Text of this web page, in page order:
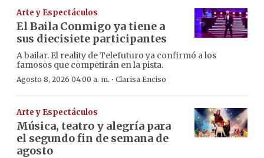
Arte y Espectáculos
El Baila Conmigo ya tiene a
sus diecisiete participantes
A bailar. El reality de Telefuturo ya confirmó a los
famosos que competirán en la pista.
Agosto 8, 2026 04:00 a. m. · Clarisa Enciso
Arte y Espectáculos
Música, teatro y alegría para
el segundo fin de semana de
agosto